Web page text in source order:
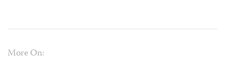
More On: